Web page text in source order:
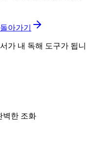
아가기
가 내 독해 도구가 됩니
벽한 조화